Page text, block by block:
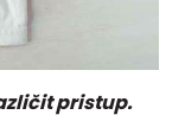
pristup.